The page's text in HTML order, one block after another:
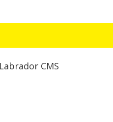
CMS